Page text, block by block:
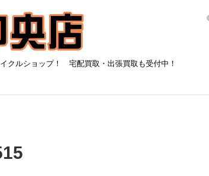
クルショップ！ 宅配買取・出張買取も受付中！